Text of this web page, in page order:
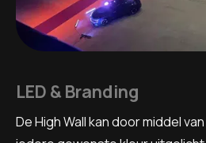
LED & Branding
De High Wall kan door middel